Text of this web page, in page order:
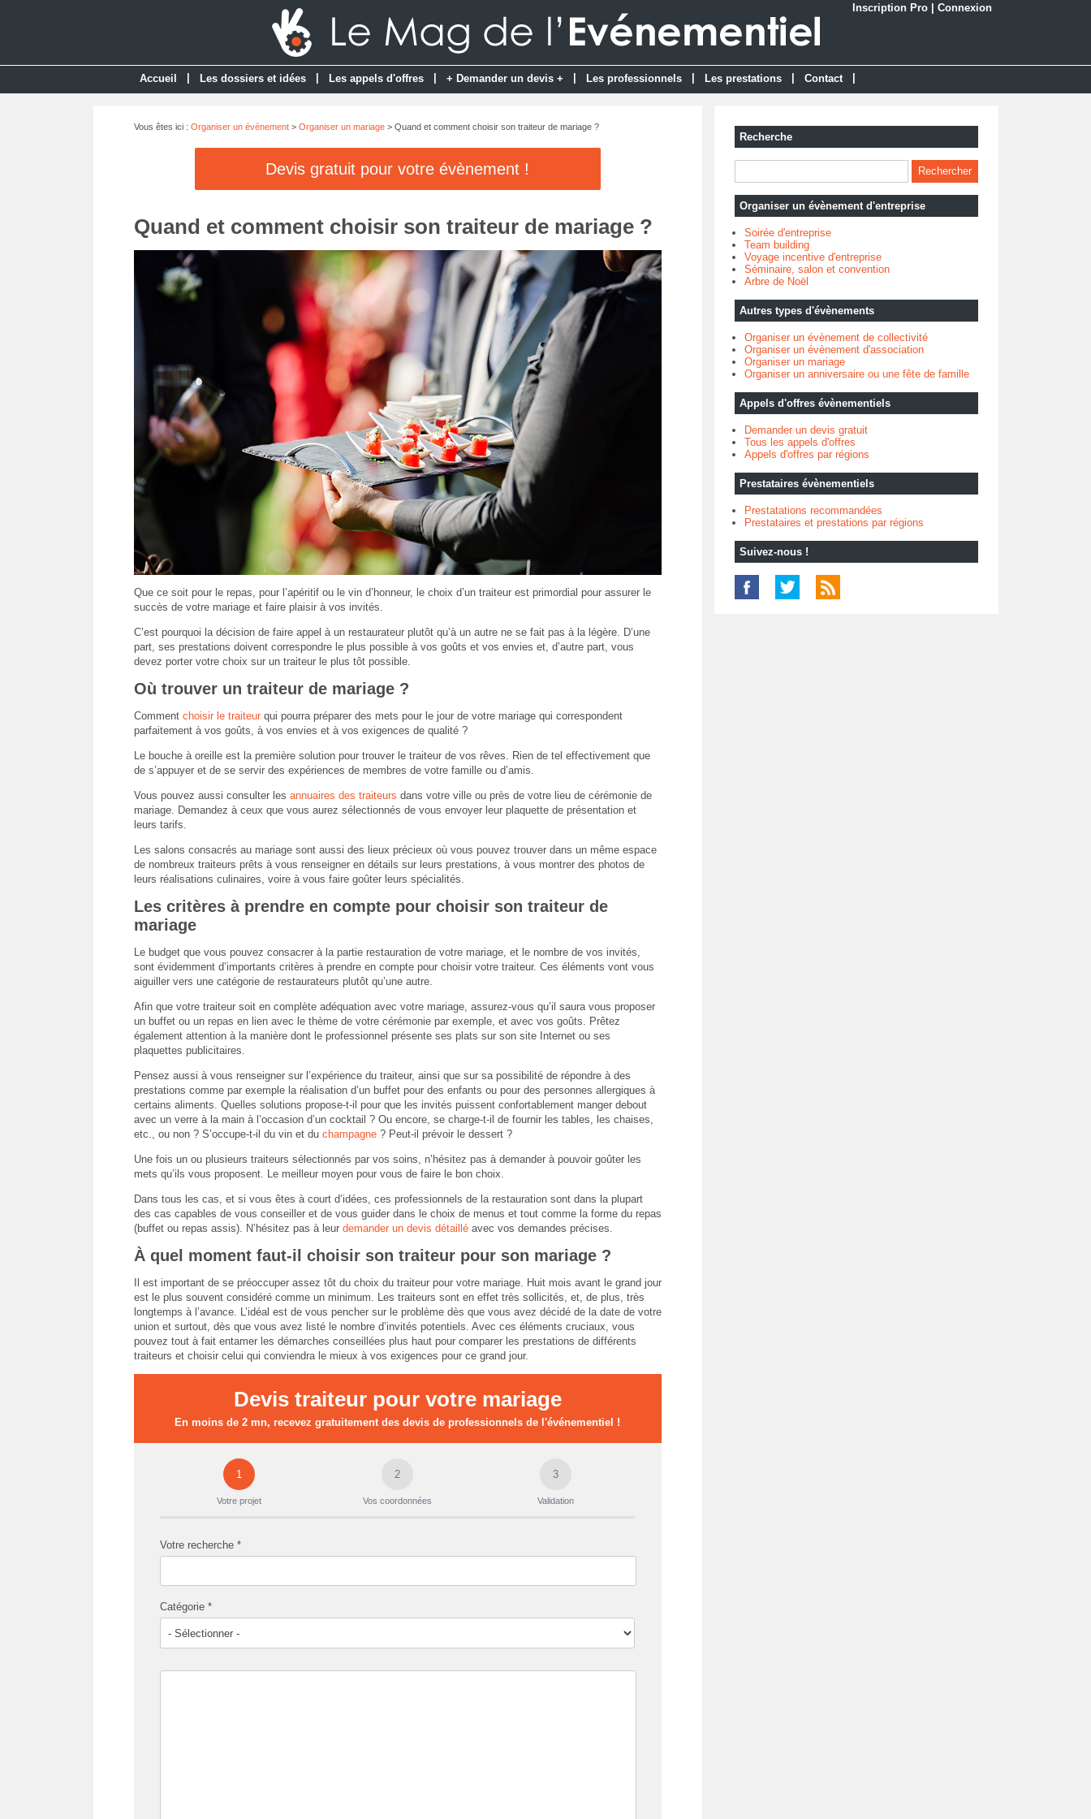
Inscription Pro Connexion
Accueil Les dossiers et idées Les appels d'offres + Demander un devis + Les professionnels Les prestations Contact
Vous êtes ici : Organiser un événement> Organiser un mariage> Quand et comment choisir son traiteur de mariage ?
Devis gratuit pour votre évènement !
Quand et comment choisir son traiteur de mariage ?
Que ce soit pour le repas, pour l’apéritif ou le vin d’honneur, le choix d’un traiteur est primordial pour assurer le
succès de votre mariage et faire plaisir à vos invités.
C’est pourquoi la décision de faire appel à un restaurateur plutôt qu’à un autre ne se fait pas à la légère. D’une
part, ses prestations doivent correspondre le plus possible à vos goûts et vos envies et, d’autre part, vous
devez porter votre choix sur un traiteur le plus tôt possible.
Où trouver un traiteur de mariage ?
Comment choisir le traiteurqui pourra préparer des mets pour le jour de votre mariage qui correspondent
parfaitement à vos goûts, à vos envies et à vos exigences de qualité ?
Le bouche à oreille est la première solution pour trouver le traiteur de vos rêves. Rien de tel effectivement que
de s’appuyer et de se servir des expériences de membres de votre famille ou d’amis.
Vous pouvez aussi consulter les annuaires des traiteurs dans votre ville ou près de votre lieu de cérémonie de
mariage. Demandez à ceux que vous aurez sélectionnés de vous envoyer leur plaquette de présentation et
leurs tarifs.
Les salons consacrés au mariage sont aussi des lieux précieux où vous pouvez trouver dans un même espace
de nombreux traiteurs prêts à vous renseigner en détails sur leurs prestations, à vous montrer des photos de
leurs réalisations culinaires, voire à vous faire goûter leurs spécialités.
Les critères à prendre en compte pour choisir son traiteur de
mariage
Le budget que vous pouvez consacrer à la partie restauration de votre mariage, et le nombre de vos invités,
sont évidemment d’importants critères à prendre en compte pour choisir votre traiteur. Ces éléments vont vous
aiguiller vers une catégorie de restaurateurs plutôt qu’une autre.
Afin que votre traiteur soit en complète adéquation avec votre mariage, assurez-vous qu’il saura vous proposer
un buffet ou un repas en lien avec le thème de votre cérémonie par exemple, et avec vos goûts. Prêtez
également attention à la manière dont le professionnel présente ses plats sur son site Internet ou ses
plaquettes publicitaires.
Pensez aussi à vous renseigner sur l’expérience du traiteur, ainsi que sur sa possibilité de répondre à des
prestations comme par exemple la réalisation d’un buffet pour des enfants ou pour des personnes allergiques à
certains aliments. Quelles solutions propose-t-il pour que les invités puissent confortablement manger debout
avec un verre à la main à l’occasion d’un cocktail ? Ou encore, se charge-t-il de fournir les tables, les chaises,
etc., ou non ? S’occupe-t-il du vin et du champagne? Peut-il prévoir le dessert ?
Une fois un ou plusieurs traiteurs sélectionnés par vos soins, n’hésitez pas à demander à pouvoir goûter les
mets qu’ils vous proposent. Le meilleur moyen pour vous de faire le bon choix.
Dans tous les cas, et si vous êtes à court d’idées, ces professionnels de la restauration sont dans la plupart
des cas capables de vous conseiller et de vous guider dans le choix de menus et tout comme la forme du repas
(buffet ou repas assis). N’hésitez pas à leur demander un devis détailléavec vos demandes précises.
À quel moment faut-il choisir son traiteur pour son mariage ?
Il est important de se préoccuper assez tôt du choix du traiteur pour votre mariage. Huit mois avant le grand jour
est le plus souvent considéré comme un minimum. Les traiteurs sont en effet très sollicités, et, de plus, très
longtemps à l’avance. L’idéal est de vous pencher sur le problème dès que vous avez décidé de la date de votre
union et surtout, dès que vous avez listé le nombre d’invités potentiels. Avec ces éléments cruciaux, vous
pouvez tout à fait entamer les démarches conseillées plus haut pour comparer les prestations de différents
traiteurs et choisir celui qui conviendra le mieux à vos exigences pour ce grand jour.
Devis traiteur pour votre mariage
En moins de 2 mn, recevez gratuitement des devis de professionnels de l'événementiel !
1
Votre projet
2
Vos coordonnées
3
Validation
Votre recherche *
Catégorie *
Recherche
Organiser un évènement d'entreprise
Soirée d'entreprise
Team building
Voyage incentive d'entreprise
Séminaire, salon et convention
Arbre de Noël
Autres types d'évènements
Organiser un évènement de collectivité
Organiser un évènement d'association
Organiser un mariage
Organiser un anniversaire ou une fête de famille
Appels d'offres évènementiels
Demander un devis gratuit
Tous les appels d'offres
Appels d'offres par régions
Prestataires évènementiels
Prestatations recommandées
Prestataires et prestations par régions
Suivez-nous !